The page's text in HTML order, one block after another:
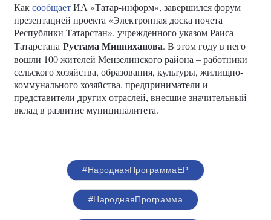
КаксообщаетИА «Татар-информ», завершился форум
презентацией проекта «Электронная доска почета
Республики Татарстан», учрежденного указом Раиса
Татарстана Рустама Минниханова. В этом году в него
вошли 100 жителей Мензелинского района – работники
сельского хозяйства, образования, культуры, жилищно-
коммунального хозяйства, предприниматели и
представители других отраслей, внесшие значительный
вклад в развитие муниципалитета.
#НароднаяПрограммаЕР
#НароднаяПрограмма